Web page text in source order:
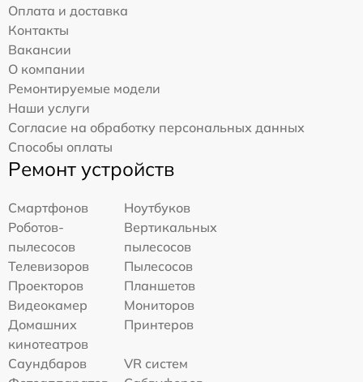
Оплата и доставка
Контакты
Вакансии
О компании
Ремонтируемые модели
Наши услуги
Согласие на обработку персональных данных
Способы оплаты
Ремонт устройств
Смартфонов
Ноутбуков
Роботов-
пылесосов
Вертикальных
пылесосов
Телевизоров
Пылесосов
Проекторов
Планшетов
Видеокамер
Мониторов
Домашних
кинотеатров
Принтеров
Саундбаров
VR систем